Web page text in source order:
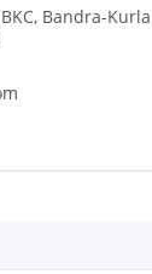
Bandra-